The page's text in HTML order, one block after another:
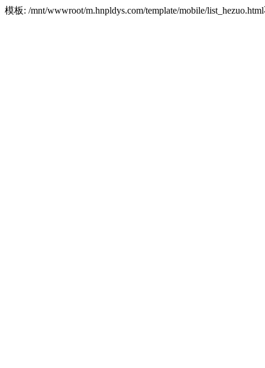
模板: /mnt/wwwroot/m.hnpldys.com/template/mobile/